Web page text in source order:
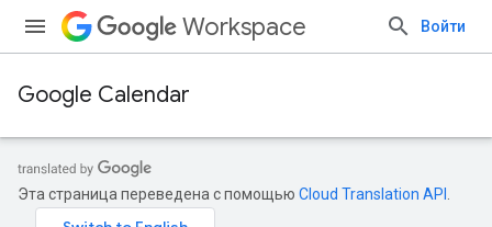
Workspace Войти
Google Calendar
Эта страница переведена с помощью Cloud Translation API